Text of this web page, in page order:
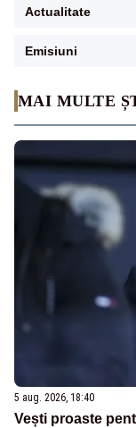
MAI MULTE
5 aug. 2026, 18:40
Vești proaste
Actualitate
Emisiuni